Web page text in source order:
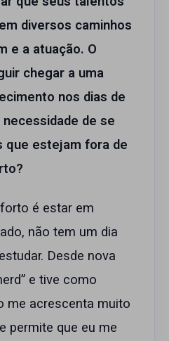
diversos caminhos
e a atuação. O
chegar a uma
nos dias de
de se
que estejam fora de
é estar em
não tem um dia
Desde nova
e tive como
me acrescenta muito
permite que eu me